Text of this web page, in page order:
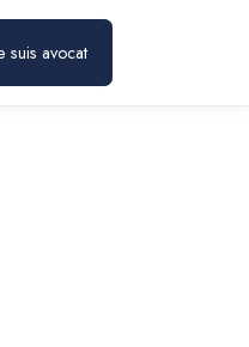
suis avocat